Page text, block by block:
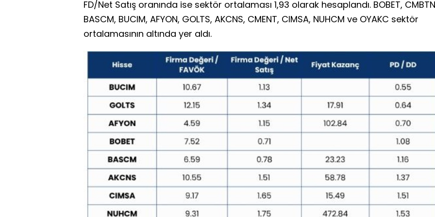
FD/Net Satış oranında ise sektör ortalaması 1,93 olarak hesaplandı. BOBET,
BASCM, BUCIM, AFYON, GOLTS, AKCNS, CMENT, CIMSA, NUHCM ve OYAKC sektör
ortalamasının altında yer aldı.